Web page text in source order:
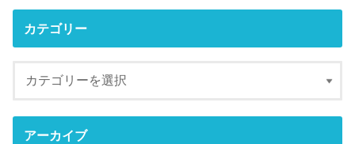
カテゴリー
アーカイブ